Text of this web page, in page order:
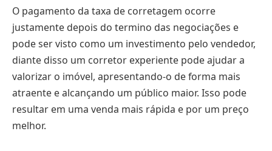
O pagamento da taxa de corretagem ocorre
justamente depois do termino das negociações e
pode ser visto como um investimento pelo vendedor,
diante disso um corretor experiente pode ajudar a
valorizar o imóvel, apresentando-o de forma mais
atraente e alcançando um público maior. Isso pode
resultar em uma venda mais rápida e por um preço
melhor.